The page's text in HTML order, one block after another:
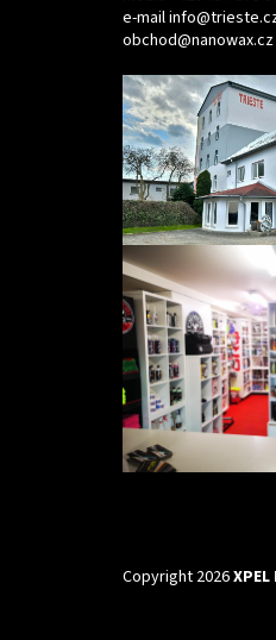
e-mail
obchod@nanowax.cz
Copyright 2026